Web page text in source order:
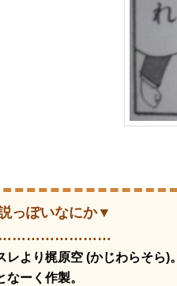
っぽいなにか▼
レより梶原空 (かじわらそら)。
なーく作製。